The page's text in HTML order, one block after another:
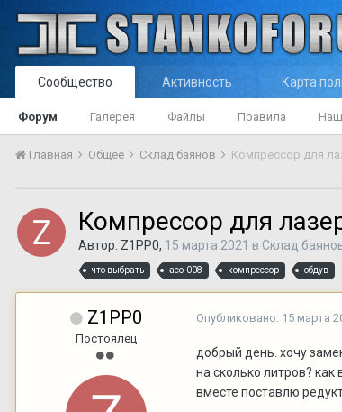
Сообщество
Форум Галерея Файлы Правила
Активность Карта
Главная Общее Склад баянов Компрессор для
Компрессор для
Автор: Z1PP0, 15 марта 2021 в Склад
что выбрать aco-008 компрессор обдув
Z1PP0
Постоялец
Опубликовано: 15 марта
добрый день. хочу
на сколько литров?
вместе поставлю